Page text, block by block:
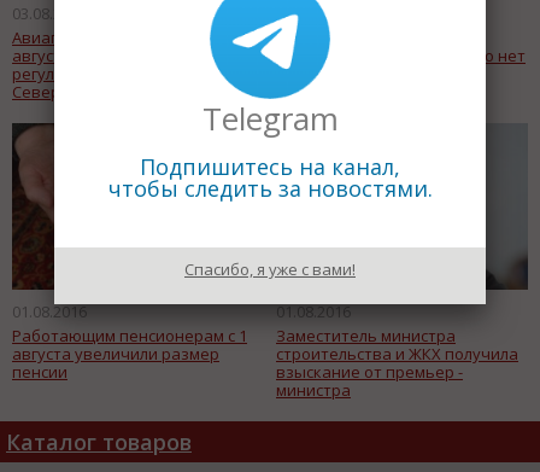
03.08.2016
Авиаперевозчик "Россия" с 7
августа возобновляет
регулярные полеты из
Северной столицы в Турцию.
02.08.2016
Минфин предупреждает: у
государства действительно нет
денег.
01.08.2016
Работающим пенсионерам с 1
августа увеличили размер
пенсии
01.08.2016
Заместитель министра
строительства и ЖКХ получила
взыскание от премьер -
министра
Каталог товаров
Telegram
Подпишитесь на канал,
чтобы следить за новостями.
Спасибо, я уже с вами!